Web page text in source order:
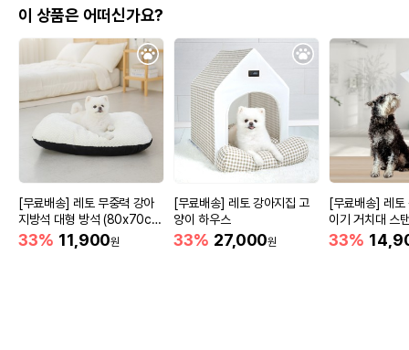
이 상품은 어떠신가요?
[무료배송] 레토 무중력 강아
지방석 대형 방석 (80x70c
m)
33% 11,900원
[무료배송] 레토 강아지집 고
양이 하우스
33% 27,000원
[무료배송] 레토
이기 거치대 스
33%